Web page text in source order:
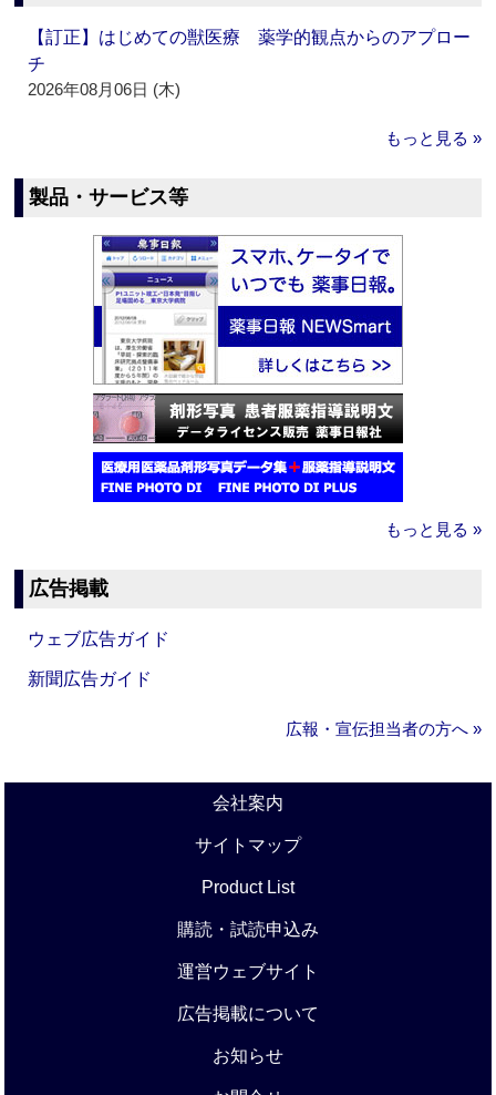
【訂正】はじめての獣医療 薬学的観点からのアプロー
チ
2026年08月06日 (木)
もっと見る »
製品・サービス等
もっと見る »
広告掲載
ウェブ広告ガイド
新聞広告ガイド
広報・宣伝担当者の方へ »
会社案内
サイトマップ
Product List
購読・試読申込み
運営ウェブサイト
広告掲載について
お知らせ